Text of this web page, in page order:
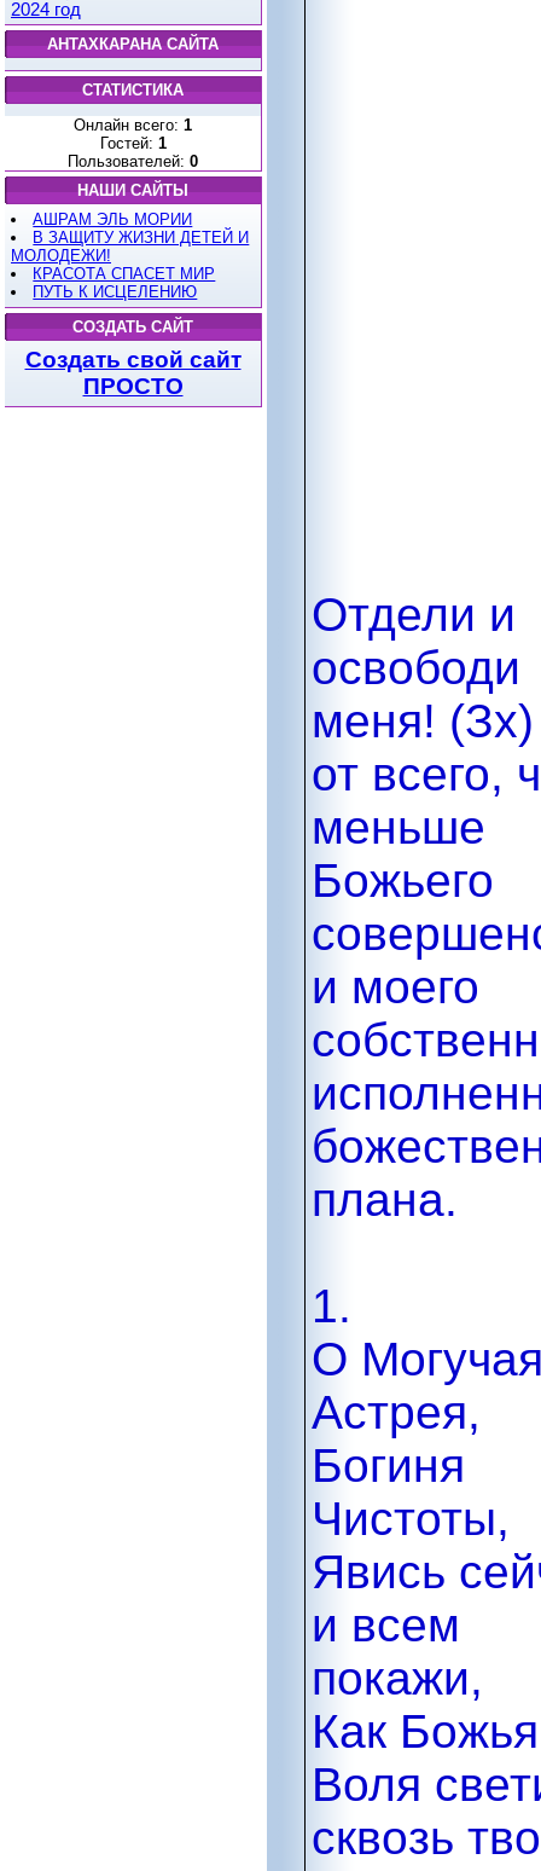
2024 год
АНТАХКАРАНА САЙТА
СТАТИСТИКА
Онлайн всего: 1
Гостей: 1
Пользователей: 0
НАШИ САЙТЫ
АШРАМ ЭЛЬ МОРИИ
В ЗАЩИТУ ЖИЗНИ ДЕТЕЙ И
МОЛОДЕЖИ!
КРАСОТА СПАСЕТ МИР
ПУТЬ К ИСЦЕЛЕНИЮ
СОЗДАТЬ САЙТ
Создать свой сайт
ПРОСТО
Отдели и
освободи
меня! (Зх)
от всего,
меньше
Божьего
и моего
плана.
1.
О
Астрея,
Богиня
Чистоты,
Явись
и всем
покажи,
Как Божья
Воля
сквозь